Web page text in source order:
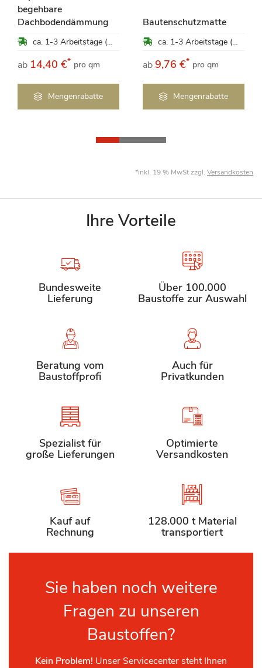
begehbare
Dachbodendämmung
ca. 1-3 Arbeitstage (Mo-Fr)
ab 14,40 €* pro qm
Mengenrabatte
Bautenschutzmatte
ca. 1-3 Arbeitstage (Mo-Fr)
ab9,76 €* pro qm
Mengenrabatte
*inkl. 19 % MwSt zzgl. Versandkosten
Ihre Vorteile
Bundesweite
Lieferung
Über 100.000
Baustoffe zur Auswahl
Beratung vom
Baustoffprofi
Auch für
Privatkunden
Spezialist für
große Lieferungen
Optimierte
Versandkosten
Kauf auf
Rechnung
128.000 t Material
transportiert
Sie haben noch weitere
Fragen zu unseren
Baustoffen?
Kein Problem! Unser Servicecenter steht Ihnen